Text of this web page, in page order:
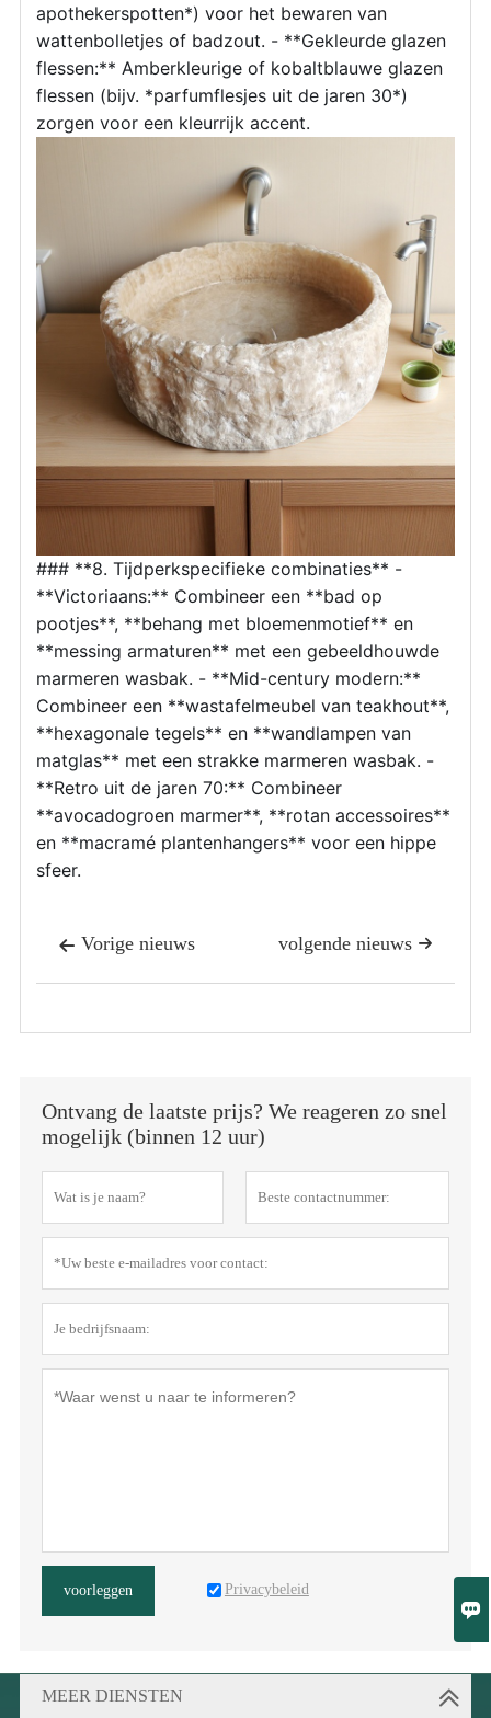

apothekerspotten*) voor het bewaren van
wattenbolletjes of badzout. - **Gekleurde glazen
flessen:** Amberkleurige of kobaltblauwe glazen
flessen (bijv. *parfumflesjes uit de jaren 30*)
zorgen voor een kleurrijk accent.
### **8. Tijdperkspecifieke combinaties** -
**Victoriaans:** Combineer een **bad op
pootjes**, **behang met bloemenmotief** en
**messing armaturen** met een gebeeldhouwde
marmeren wasbak. - **Mid-century modern:**
Combineer een **wastafelmeubel van teakhout**,
**hexagonale tegels** en **wandlampen van
matglas** met een strakke marmeren wasbak. -
**Retro uit de jaren 70:** Combineer
**avocadogroen marmer**, **rotan accessoires**
en **macramé plantenhangers** voor een hippe
sfeer.
 Vorige nieuws 
volgende nieuws
Ontvang de laatste prijs? We reageren zo snel
mogelijk (binnen 12 uur)
voorleggen Privacybeleid
MEER DIENSTEN